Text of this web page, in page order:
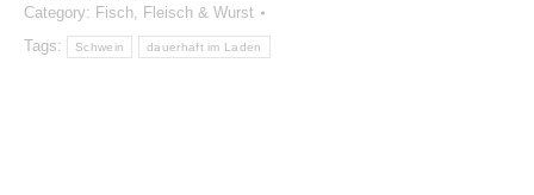
Category: Fisch, Fleisch & Wurst
Tags:
Schwein dauerhaft im Laden